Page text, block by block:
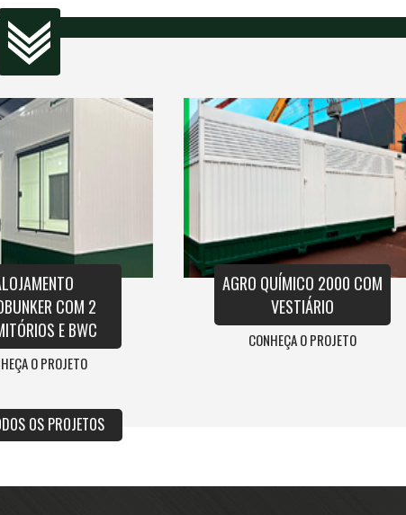
COM 2
E BWC
O PROJETO
AGRO QUÍMICO 2000 COM
VESTIÁRIO
CONHEÇA O PROJETO
OS PROJETOS